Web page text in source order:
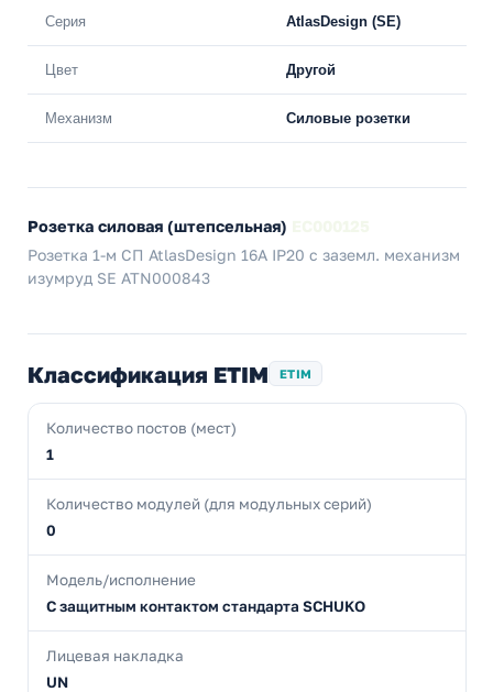
Серия AtlasDesign (SE)
Цвет Другой
Механизм Силовые розетки
Розетка силовая (штепсельная)
Розетка 1-м СП AtlasDesign 16А IP20 с заземл. механизм
изумруд SE ATN000843
Классификация ETIM ETIM
Количество постов (мест)
1
Количество модулей (для модульных серий)
0
Модель/исполнение
С защитным контактом стандарта SCHUKO
Лицевая накладка
UN